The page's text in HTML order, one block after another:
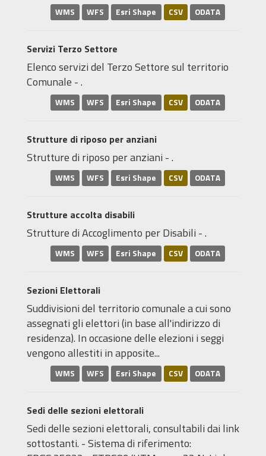
WMS WFS Esri Shape CSV ODATA
Servizi Terzo Settore
Elenco servizi del Terzo Settore sul territorio
Comunale - .
WMS WFS Esri Shape CSV ODATA
Strutture di riposo per anziani
Strutture di riposo per anziani - .
WMS WFS Esri Shape CSV ODATA
Strutture accolta disabili
Strutture di Accoglimento per Disabili - .
WMS WFS Esri Shape CSV ODATA
Sezioni Elettorali
Suddivisioni del territorio comunale a cui sono
assegnati gli elettori (in base all'indirizzo di
residenza). In occasione delle elezioni i seggi
vengono allestiti in apposite...
WMS WFS Esri Shape CSV ODATA
Sedi delle sezioni elettorali
Sedi delle sezioni elettorali, consultabili dai link
sottostanti. - Sistema di riferimento: